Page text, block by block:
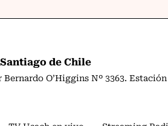
de Chile
O’Higgins Nº 3363.